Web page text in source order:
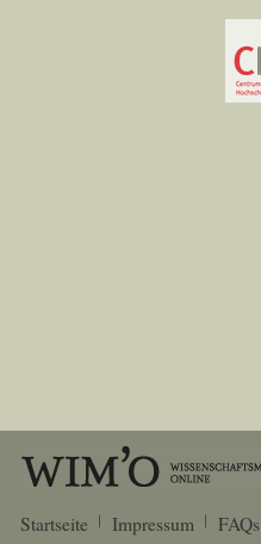
Startseite Impressum FAQs